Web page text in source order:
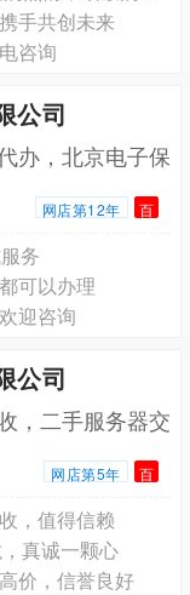
手共创未来
咨询
公司
办，北京电子保
网店第12年 百
务
可以办理
迎咨询
公司
，二手服务器交
网店第5年 百
，值得信赖
真诚一颗心
价，信誉良好